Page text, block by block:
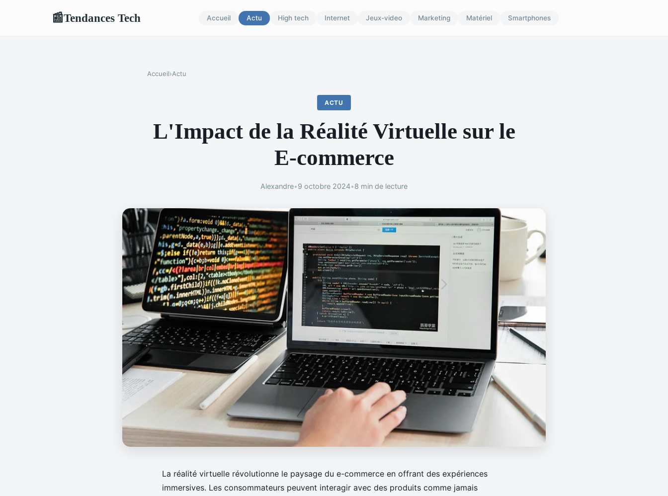
📰Tendances Tech Accueil Actu High tech Internet Jeux-video Marketing Matériel Smartphones
Accueil›Actu
ACTU
L'Impact de la Réalité Virtuelle sur le
E-commerce
Alexandre•9 octobre 2024•8 min de lecture
La réalité virtuelle révolutionne le paysage du e-commerce en offrant des expériences
immersives. Les consommateurs peuvent interagir avec des produits comme jamais